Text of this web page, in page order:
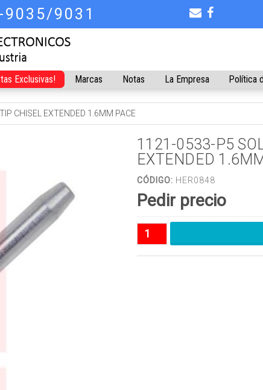
9031
Exclusivas! Marcas Notas La Empresa Política
CHISEL EXTENDED 1.6MM PACE
1121-0533-P5
EXTENDED
CÓDIGO: HER0848
Pedir precio